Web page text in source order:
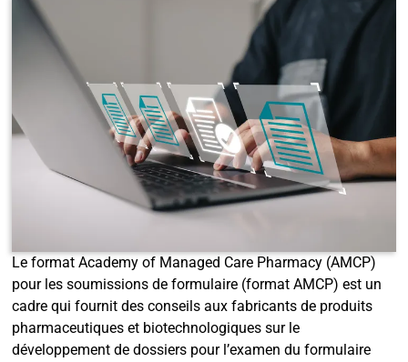
Le format Academy of Managed Care Pharmacy (AMCP)
pour les soumissions de formulaire (format AMCP) est un
cadre qui fournit des conseils aux fabricants de produits
pharmaceutiques et biotechnologiques sur le
développement de dossiers pour l’examen du formulaire